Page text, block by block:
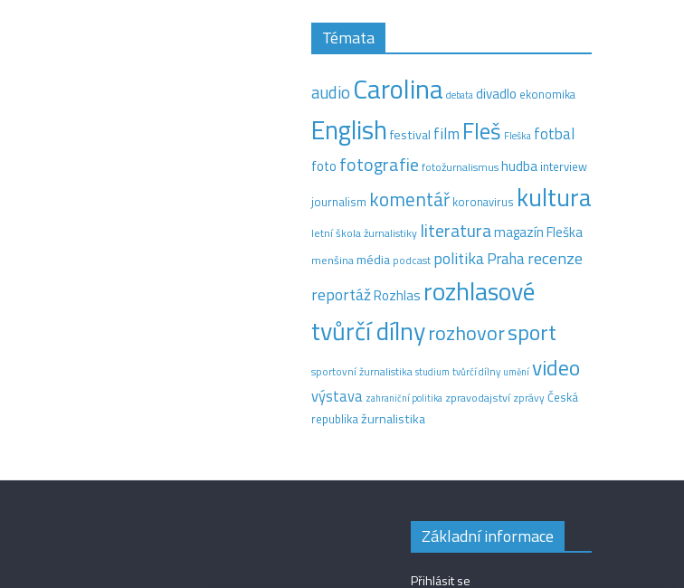
Témata
audio Carolina debatadivadlo ekonomika
Englishfestival film Fleš Fleška fotbal
foto fotografie fotožurnalismushudba interview
journalism komentář koronavirus kultura
letní škola žurnalistiky literaturamagazín Fleška
menšinamédia podcast politikaPraharecenze
reportážRozhlas rozhlasové
tvůrčí dílnyrozhovorsport
sportovní žurnalistikastudium tvůrčí dílny uměnívideo
výstava zahraniční politika zpravodajství zprávyČeská
republikažurnalistika
Základní informace
Přihlásit se